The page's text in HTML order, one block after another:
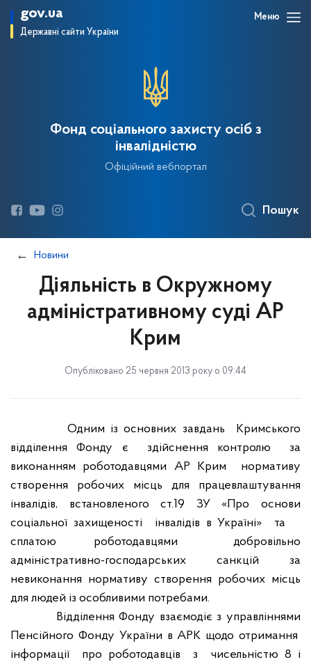
gov.ua
Державні сайти України
Меню
Фонд соціального захисту осіб з
інвалідністю
Офіційний вебпортал
Пошук
Новини
Діяльність в Окружному
адміністративному суді АР
Крим
Опубліковано 25 червня 2013 року о 09:44
Одним із основних завдань
Кримського
відділення Фонду є
здійснення контролю
за
виконанням роботодавцями АР Крим
нормативу
створення робочих місць для працевлаштування
інвалідів, встановленого ст.19 ЗУ «Про основи
соціальної захищеності
інвалідів в Україні»
та
сплатою
роботодавцями
добровільно
адміністративно-господарських санкцій за
невиконання нормативу створення робочих місць
для людей із особливими потребами.
Відділення Фонду взаємодіє з управліннями
Пенсійного Фонду України в АРК щодо отримання
інформації
про роботодавців з
чисельністю 8 і